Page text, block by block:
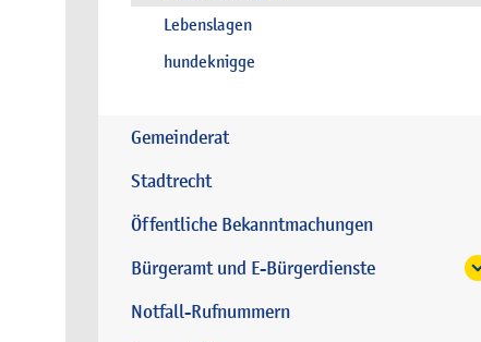
Lebenslagen
hundeknigge
Gemeinderat
Stadtrecht
Öffentliche Bekanntmachungen
Bürgeramt und E-Bürgerdienste
Notfall-Rufnummern